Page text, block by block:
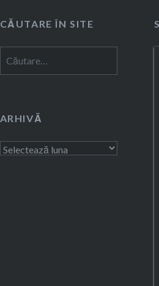
CĂUTARE ÎN SITE
după:
ARHIVĂ
Arhivă